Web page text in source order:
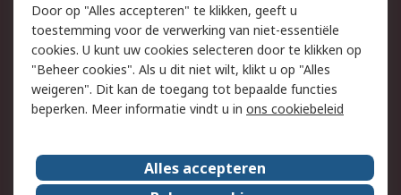
Wettelijk
Cookiebeleid
Email veiligheid
Privacybeleid
Websitevoorwaarden
Algemene
verkoopvoorwaarden
Over RS
Door op "Alles accepteren" te klikken, geeft u
toestemming voor de verwerking van niet-essentiële
cookies. U kunt uw cookies selecteren door te klikken op
"Beheer cookies". Als u dit niet wilt, klikt u op "Alles
weigeren". Dit kan de toegang tot bepaalde functies
beperken. Meer informatie vindt u in ons cookiebeleid
Alles accepteren